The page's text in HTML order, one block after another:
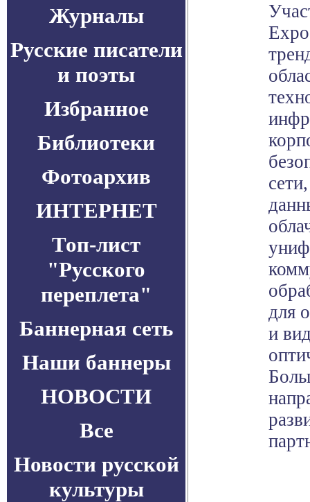
Журналы
Русские писатели
и поэты
Избранное
Библиотеки
Фотоархив
ИНТЕРНЕТ
Топ-лист
"Русского
переплета"
Баннерная сеть
Наши баннеры
НОВОСТИ
Все
Новости русской
культуры
для
и